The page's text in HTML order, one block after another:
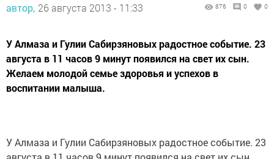
автор, 26 августа 2013 - 11:33 876 0 0
У Алмаза и Гулии Сабирзяновых радостное событие. 23
августа в 11 часов 9 минут появился на свет их сын.
Желаем молодой семье здоровья и успехов в
воспитании малыша.
У Алмаза и Гулии Сабирзяновых радостное событие. 23